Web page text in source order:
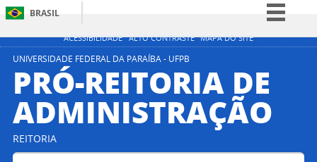
ACESSIBILIDADE ALTO CONTRASTE MAPA DO SITE
BRASIL
Simplifique!
Participe
Acesso à informação
Legislação
UNIVERSIDADE FEDERAL DA PARAÍBA - UFPB
PRÓ-REITORIA DE
ADMINISTRAÇÃO
REITORIA
Buscar no portal